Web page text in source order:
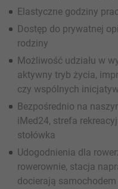
Elastyczne godziny
Dostęp do prywatnej
rodziny
Możliwość udziału w
aktywny tryb życia,
czy wspólnych
Bezpośrednio na
iMed24, strefa
stołówka
Udogodnienia dla
rowerownie, stacja
docierają